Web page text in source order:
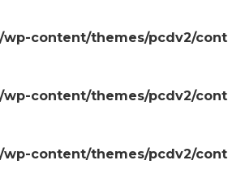
content/themes/pcdv2/
content/themes/pcdv2/
content/themes/pcdv2/